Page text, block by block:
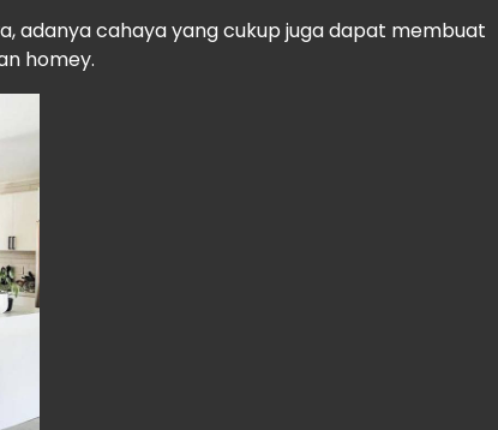
adanya cahaya yang cukup juga dapat membuat
homey.